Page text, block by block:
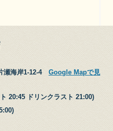
瀬海岸1-12-4 Google Mapで見
20:45 ドリンクラスト 21:00)